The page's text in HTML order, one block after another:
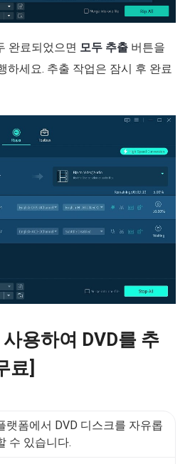
완료되었으면 모두 추출 버튼을
하세요. 추출 작업은 잠시 후 완료
용하여 DVD를 추
료]
랫폼에서 DVD 디스크를 자유롭
수 있습니다.